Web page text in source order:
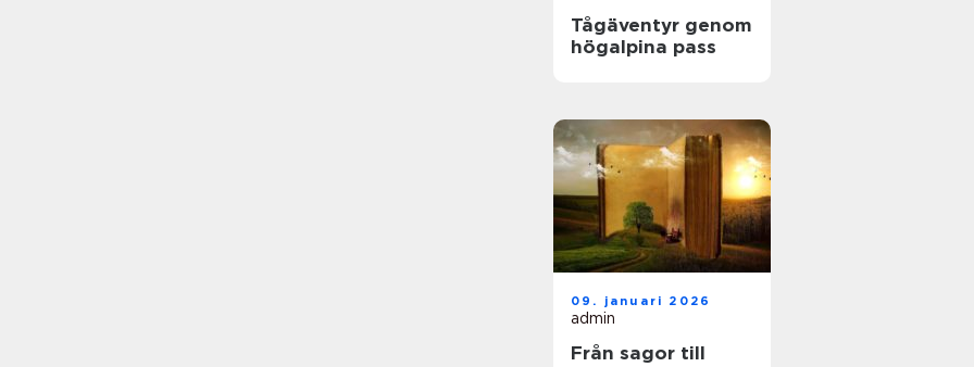
Tågäventyr genom
högalpina pass
09. januari 2026
admin
Från sagor till